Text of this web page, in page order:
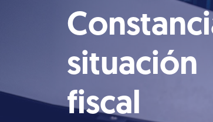
situación
fiscal